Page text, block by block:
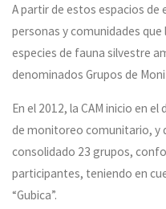
A partir de estos espacios
personas y comunidades
especies de fauna silvestre
denominados Grupos de
En el 2012, la CAM inicio en
de monitoreo comunitario, y
consolidado 23 grupos,
participantes, teniendo en
“Gubica”.